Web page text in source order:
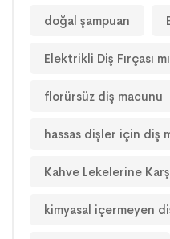
doğal şampuan
Elektrikli Diş Fırçası
florürsüz diş macunu
hassas dişler için diş
Kahve Lekelerine
kimyasal içermeyen